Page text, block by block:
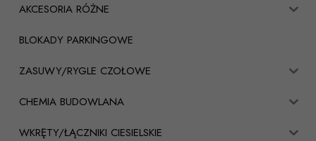
AKCESORIA RÓŻNE
BLOKADY PARKINGOWE
ZASUWY/RYGLE CZOŁOWE
CHEMIA BUDOWLANA
WKRĘTY/ŁĄCZNIKI CIESIELSKIE